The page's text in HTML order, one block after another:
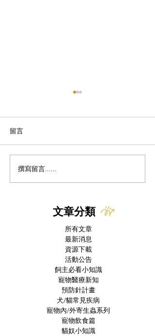
為什麼貓咪突然歪頭、走
路不穩？你該認識的「前
留言
撰寫留言......
文章分類
所有文章
最新消息
資源下載
活動公告
飼主必看小知識
寵物醫療新知
預防針計畫
犬/貓常見疾病
寵物內/外寄生蟲系列
寵物飲食篇
貓奴小知識